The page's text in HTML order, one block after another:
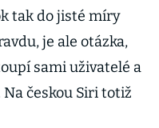
tak do jisté míry
je ale otázka,
sami uživatelé a
českou Siri totiž